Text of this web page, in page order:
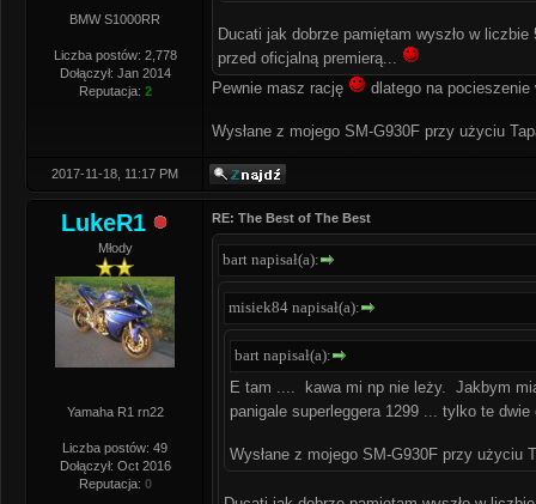
BMW S1000RR
Liczba postów: 2,778
Dołączył: Jan 2014
Reputacja: 2
Ducati jak dobrze pamiętam wyszło w
przed oficjalną premierą...
Pewnie masz rację
dlatego na pocieszenie
Wysłane z mojego SM-G930F przy użyciu
2017-11-18, 11:17 PM
LukeR1
Młody
Yamaha R1 rn22
Liczba postów: 49
Dołączył: Oct 2016
Reputacja: 0
RE: The Best of The Best
bart napisał(a):
misiek84 napisał(a):
bart napisał(a):
E tam .... kawa mi np nie leży. Jakbym
panigale superleggera 1299 ... tylko te
Wysłane z mojego SM-G930F przy użyciu